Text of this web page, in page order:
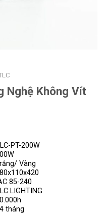
Nghệ Không Vít
PT-200W
Vàng
85-240
LIGHTING
tháng